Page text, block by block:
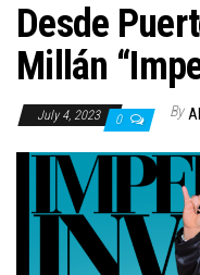
Desde
Millán
July 4, 2023 0 By